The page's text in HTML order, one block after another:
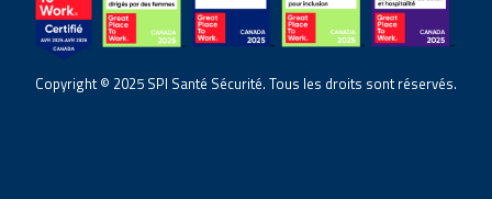
Copyright © 2025 SPI Santé Sécurité. Tous les droits sont réservés.